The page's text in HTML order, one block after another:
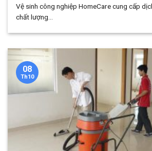
Vệ sinh công nghiệp HomeCare cung cấp
chất lượng...
08
Th10